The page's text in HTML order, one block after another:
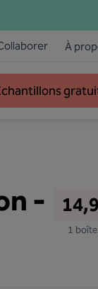
À
-
1